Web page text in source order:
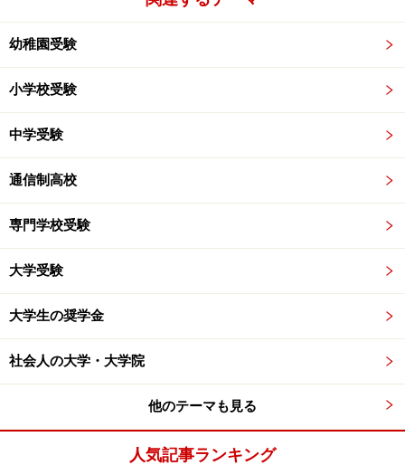
幼稚園受験
小学校受験
中学受験
通信制高校
専門学校受験
大学受験
大学生の奨学金
社会人の大学・大学院
他のテーマも見る
人気記事ランキング